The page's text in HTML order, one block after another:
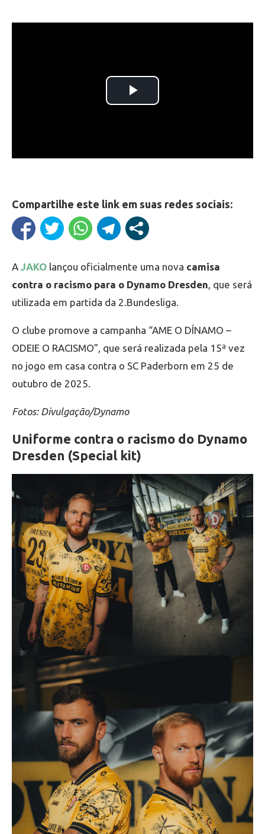
Compartilhe este link em suas redes sociais:
A JAKO lançou oficialmente uma nova camisa
contra o racismo para o Dynamo Dresden, que será
utilizada em partida da 2.Bundesliga.
O clube promove a campanha “AME O DÍNAMO –
ODEIE O RACISMO”, que será realizada pela 15ª vez
no jogo em casa contra o SC Paderborn em 25 de
outubro de 2025.
Fotos: Divulgação/Dynamo
Uniforme contra o racismo do Dynamo
Dresden (Special kit)